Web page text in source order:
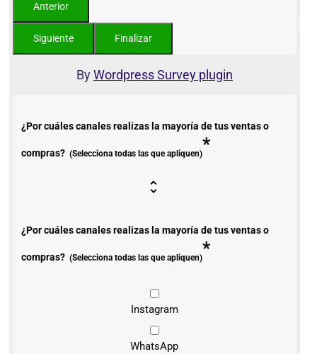
ByWordpress Survey plugin
¿Por cuáles canales realizas la mayoría de tus ventas o
compras? (Selecciona todas las que apliquen)*
¿Por cuáles canales realizas la mayoría de tus ventas o
compras? (Selecciona todas las que apliquen)*
Instagram
WhatsApp